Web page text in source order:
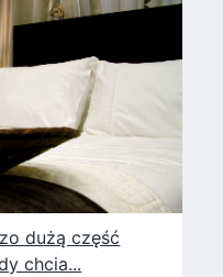
dużą część
chcia...